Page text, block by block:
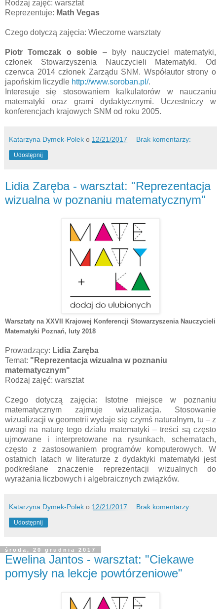
Rodzaj zajęć: warsztat
Reprezentuje: Math Vegas
Czego dotyczą zajęcia: Wieczorne warsztaty
Piotr Tomczak o sobie – były nauczyciel matematyki,
członek Stowarzyszenia Nauczycieli Matematyki. Od
czerwca 2014 członek Zarządu SNM. Współautor strony o
japońskim liczydle http://www.soroban.pl/.
Interesuje się stosowaniem kalkulatorów w nauczaniu
matematyki oraz grami dydaktycznymi. Uczestniczy w
konferencjach krajowych SNM od roku 2005.
Katarzyna Dymek-Polek o 12/21/2017 Brak komentarzy:
Udostępnij
Lidia Zaręba - warsztat: "Reprezentacja
wizualna w poznaniu matematycznym"
Warsztaty na XXVII Krajowej Konferencji Stowarzyszenia Nauczycieli
Matematyki Poznań, luty 2018
Prowadzący: Lidia Zaręba
Temat: "Reprezentacja wizualna w poznaniu
matematycznym"
Rodzaj zajęć: warsztat
Czego dotyczą zajęcia: Istotne miejsce w poznaniu
matematycznym zajmuje wizualizacja. Stosowanie
wizualizacji w geometrii wydaje się czymś naturalnym, tu – z
uwagi na naturę tego działu matematyki – treści są często
ujmowane i interpretowane na rysunkach, schematach,
często z zastosowaniem programów komputerowych. W
ostatnich latach w literaturze z dydaktyki matematyki jest
podkreślane znaczenie reprezentacji wizualnych do
wyrażania liczbowych i algebraicznych związków.
Katarzyna Dymek-Polek o 12/21/2017 Brak komentarzy:
Udostępnij
środa, 20 grudnia 2017
Ewelina Jantos - warsztat: "Ciekawe
pomysły na lekcje powtórzeniowe"